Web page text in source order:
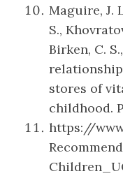
Maguire, J.
S.,
Birken, C.
relationship
stores of
childhood.
https://